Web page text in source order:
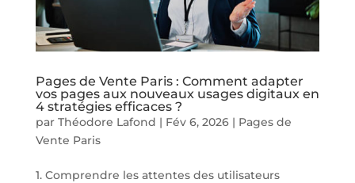
Pages de Vente Paris : Comment adapter
vos pages aux nouveaux usages digitaux en
4 stratégies efficaces ?
par Théodore Lafond | Fév 6, 2026| Pages de
Vente Paris
1. Comprendre les attentes des utilisateurs